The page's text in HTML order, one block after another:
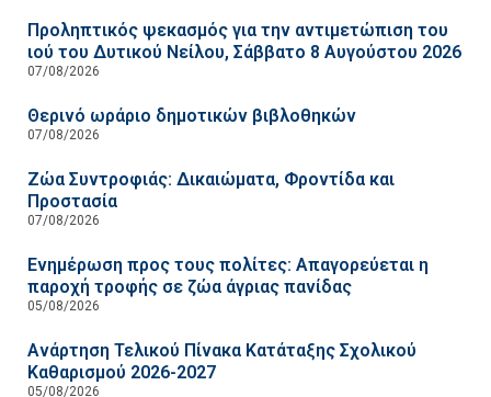
Προληπτικός ψεκασμός για την αντιμετώπιση του
ιού του Δυτικού Νείλου, Σάββατο 8 Αυγούστου 2026
07/08/2026
Θερινό ωράριο δημοτικών βιβλοθηκών
07/08/2026
Ζώα Συντροφιάς: Δικαιώματα, Φροντίδα και
Προστασία
07/08/2026
Ενημέρωση προς τους πολίτες: Απαγορεύεται η
παροχή τροφής σε ζώα άγριας πανίδας
05/08/2026
Ανάρτηση Τελικού Πίνακα Κατάταξης Σχολικού
Καθαρισμού 2026-2027
05/08/2026